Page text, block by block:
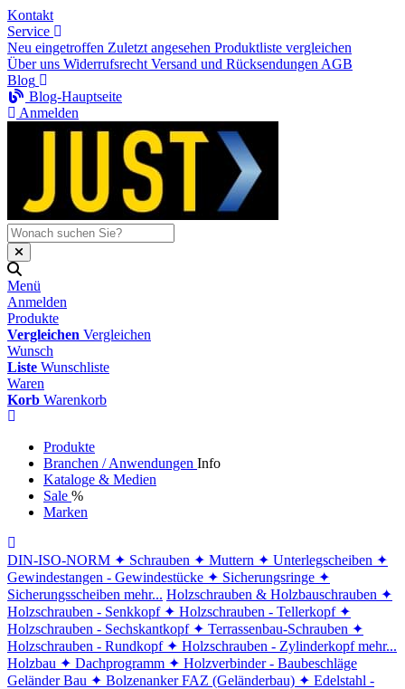
Kontakt
Service
Neu eingetroffen Zuletzt angesehen Produktliste vergleichen
Über uns Widerrufsrecht Versand und Rücksendungen AGB
Blog
Blog-Hauptseite
Anmelden
Menü
Anmelden
Produkte
Vergleichen Vergleichen
Wunsch
Liste Wunschliste
Waren
Korb Warenkorb
Produkte
Branchen / Anwendungen Info
Kataloge & Medien
Sale %
Marken
DIN-ISO-NORM ✦ Schrauben ✦ Muttern ✦ Unterlegscheiben ✦
Gewindestangen - Gewindestücke ✦ Sicherungsringe ✦
Sicherungsscheiben mehr... Holzschrauben & Holzbauschrauben ✦
Holzschrauben - Senkkopf ✦ Holzschrauben - Tellerkopf ✦
Holzschrauben - Sechskantkopf ✦ Terrassenbau-Schrauben ✦
Holzschrauben - Rundkopf ✦ Holzschrauben - Zylinderkopf mehr...
Holzbau ✦ Dachprogramm ✦ Holzverbinder - Baubeschläge
Geländer Bau ✦ Bolzenanker FAZ (Geländerbau) ✦ Edelstahl -